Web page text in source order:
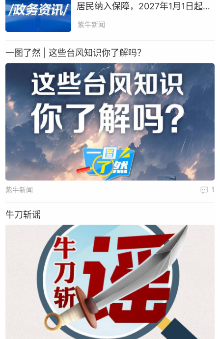
居民纳入保障，2027年1月1日起可
紫牛新闻
一图了然 | 这些台风知识你了解吗？
紫牛新闻 1
牛刀斩谣